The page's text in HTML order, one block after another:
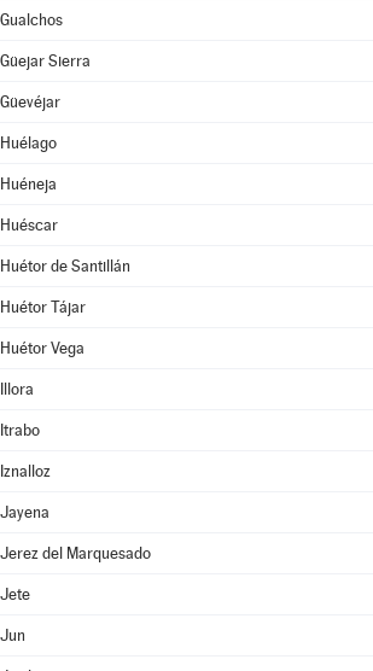
Gualchos
Güejar Sierra
Güevéjar
Huélago
Huéneja
Huéscar
Huétor de Santillán
Huétor Tájar
Huétor Vega
Illora
Itrabo
Iznalloz
Jayena
Jerez del Marquesado
Jete
Jun